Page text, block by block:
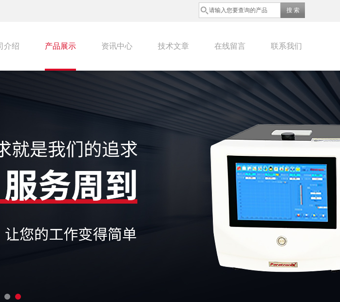
介绍 产品展示 资讯中心 技术文章 在线留言 联系我们